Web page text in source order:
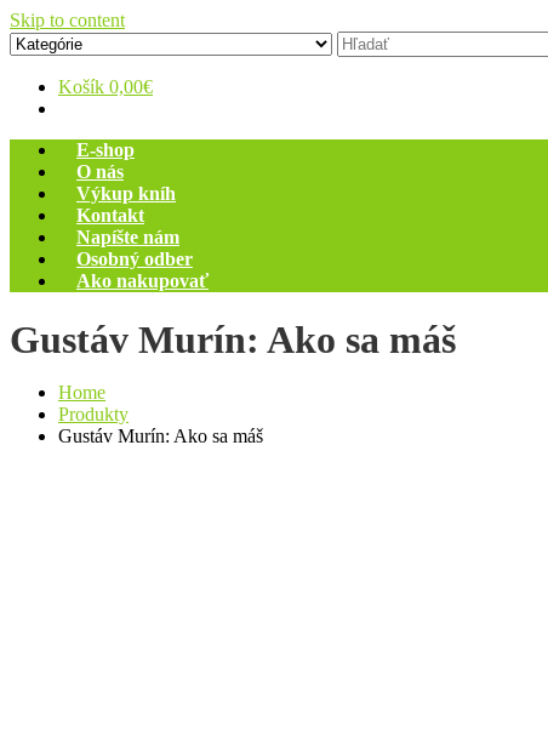
Skip to content
Zelený dom
Antikvariát
Košík 0,00€
E-shop
O nás
Výkup kníh
Kontakt
Napíšte nám
Osobný odber
Ako nakupovať
Gustáv Murín: Ako sa máš
Home
Produkty
Gustáv Murín: Ako sa máš